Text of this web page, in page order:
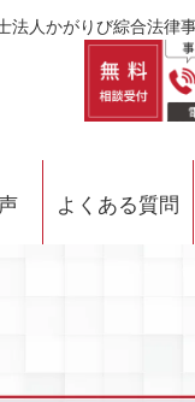
人かがりび綜合法律事
よくある質問